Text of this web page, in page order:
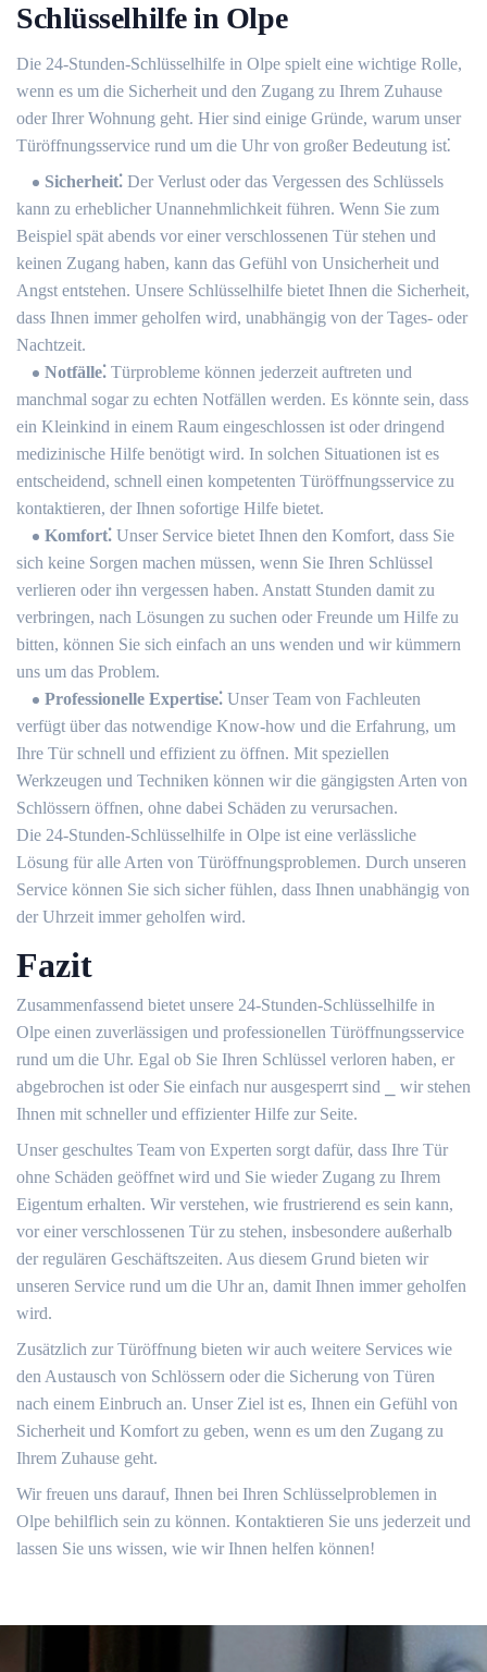
Schlüsselhilfe in Olpe
Die 24-Stunden-Schlüsselhilfe in Olpe spielt eine wichtige Rolle,
wenn es um die Sicherheit und den Zugang zu Ihrem Zuhause
oder Ihrer Wohnung geht. Hier sind einige Gründe, warum unser
Türöffnungsservice rund um die Uhr von großer Bedeutung ist⁚
Sicherheit⁚ Der Verlust oder das Vergessen des Schlüssels
kann zu erheblicher Unannehmlichkeit führen.​ Wenn Sie zum
Beispiel spät abends vor einer verschlossenen Tür stehen und
keinen Zugang haben, kann das Gefühl von Unsicherheit und
Angst entstehen.​ Unsere Schlüsselhilfe bietet Ihnen die Sicherheit,
dass Ihnen immer geholfen wird, unabhängig von der Tages- oder
Nachtzeit.
Notfälle⁚ Türprobleme können jederzeit auftreten und
manchmal sogar zu echten Notfällen werden.​ Es könnte sein, dass
ein Kleinkind in einem Raum eingeschlossen ist oder dringend
medizinische Hilfe benötigt wird.​ In solchen Situationen ist es
entscheidend, schnell einen kompetenten Türöffnungsservice zu
kontaktieren, der Ihnen sofortige Hilfe bietet.​
Komfort⁚ Unser Service bietet Ihnen den Komfort, dass Sie
sich keine Sorgen machen müssen, wenn Sie Ihren Schlüssel
verlieren oder ihn vergessen haben.​ Anstatt Stunden damit zu
verbringen, nach Lösungen zu suchen oder Freunde um Hilfe zu
bitten, können Sie sich einfach an uns wenden und wir kümmern
uns um das Problem.​
Professionelle Expertise⁚ Unser Team von Fachleuten
verfügt über das notwendige Know-how und die Erfahrung, um
Ihre Tür schnell und effizient zu öffnen.​ Mit speziellen
Werkzeugen und Techniken können wir die gängigsten Arten von
Schlössern öffnen, ohne dabei Schäden zu verursachen.​
Die 24-Stunden-Schlüsselhilfe in Olpe ist eine verlässliche
Lösung für alle Arten von Türöffnungsproblemen.​ Durch unseren
Service können Sie sich sicher fühlen, dass Ihnen unabhängig von
der Uhrzeit immer geholfen wird.​
Fazit
Zusammenfassend bietet unsere 24-Stunden-Schlüsselhilfe in
Olpe einen zuverlässigen und professionellen Türöffnungsservice
rund um die Uhr.​ Egal ob Sie Ihren Schlüssel verloren haben, er
abgebrochen ist oder Sie einfach nur ausgesperrt sind ⎯ wir stehen
Ihnen mit schneller und effizienter Hilfe zur Seite.​
Unser geschultes Team von Experten sorgt dafür, dass Ihre Tür
ohne Schäden geöffnet wird und Sie wieder Zugang zu Ihrem
Eigentum erhalten. Wir verstehen, wie frustrierend es sein kann,
vor einer verschlossenen Tür zu stehen, insbesondere außerhalb
der regulären Geschäftszeiten. Aus diesem Grund bieten wir
unseren Service rund um die Uhr an, damit Ihnen immer geholfen
wird.​
Zusätzlich zur Türöffnung bieten wir auch weitere Services wie
den Austausch von Schlössern oder die Sicherung von Türen
nach einem Einbruch an.​ Unser Ziel ist es, Ihnen ein Gefühl von
Sicherheit und Komfort zu geben, wenn es um den Zugang zu
Ihrem Zuhause geht.​
Wir freuen uns darauf, Ihnen bei Ihren Schlüsselproblemen in
Olpe behilflich sein zu können.​ Kontaktieren Sie uns jederzeit und
lassen Sie uns wissen, wie wir Ihnen helfen können!​